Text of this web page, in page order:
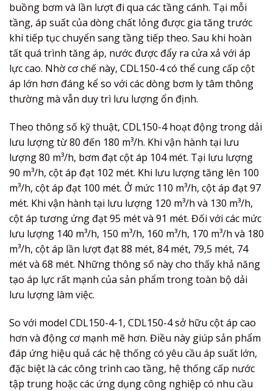
buồng bơm và lần lượt đi qua các tầng cánh. Tại mỗi
tầng, áp suất của dòng chất lỏng được gia tăng trước
khi tiếp tục chuyển sang tầng tiếp theo. Sau khi hoàn
tất quá trình tăng áp, nước được đẩy ra cửa xả với áp
lực cao. Nhờ cơ chế này, CDL150-4 có thể cung cấp cột
áp lớn hơn đáng kể so với các dòng bơm ly tâm thông
thường mà vẫn duy trì lưu lượng ổn định.
Theo thông số kỹ thuật, CDL150-4 hoạt động trong dải
lưu lượng từ 80 đến 180 m³/h. Khi vận hành tại lưu
lượng 80 m³/h, bơm đạt cột áp 104 mét. Tại lưu lượng
90 m³/h, cột áp đạt 102 mét. Khi lưu lượng tăng lên 100
m³/h, cột áp đạt 100 mét. Ở mức 110 m³/h, cột áp đạt 97
mét. Khi vận hành tại lưu lượng 120 m³/h và 130 m³/h,
cột áp tương ứng đạt 95 mét và 91 mét. Đối với các mức
lưu lượng 140 m³/h, 150 m³/h, 160 m³/h, 170 m³/h và 180
m³/h, cột áp lần lượt đạt 88 mét, 84 mét, 79,5 mét, 74
mét và 68 mét. Những thông số này cho thấy khả năng
tạo áp lực rất mạnh của sản phẩm trong toàn bộ dải
lưu lượng làm việc.
So với model CDL150-4-1, CDL150-4 sở hữu cột áp cao
hơn và động cơ mạnh mẽ hơn. Điều này giúp sản phẩm
đáp ứng hiệu quả các hệ thống có yêu cầu áp suất lớn,
đặc biệt là các công trình cao tầng, hệ thống cấp nước
tập trung hoặc các ứng dụng công nghiệp có nhu cầu